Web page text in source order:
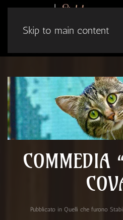
Skip to main content
COMMEDIA
Pubblicato in Quelli che furono